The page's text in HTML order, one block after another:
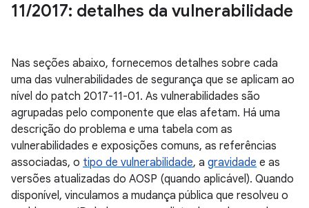
11/2017: detalhes da vulnerabilidade
Nas seções abaixo, fornecemos detalhes sobre cada
uma das vulnerabilidades de segurança que se aplicam ao
nível do patch 2017-11-01. As vulnerabilidades são
agrupadas pelo componente que elas afetam. Há uma
descrição do problema e uma tabela com as
vulnerabilidades e exposições comuns, as referências
associadas, o tipo de vulnerabilidade, a gravidade e as
versões atualizadas do AOSP (quando aplicável). Quando
disponível, vinculamos a mudança pública que resolveu o